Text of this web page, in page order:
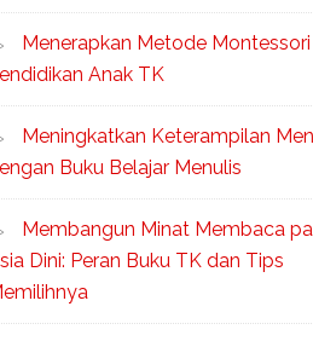
Menerapkan Metode
Anak TK
Meningkatkan Keterampilan
Buku Belajar Menulis
Membangun Minat Membaca
Dini: Peran Buku TK dan Tips